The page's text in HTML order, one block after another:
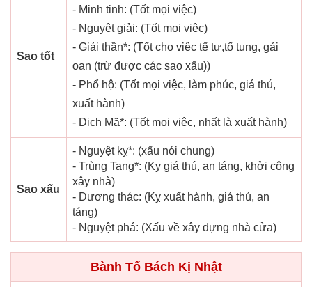
Sao tốt
- Minh tinh: (Tốt mọi việc)
- Nguyệt giải: (Tốt mọi việc)
- Giải thần*: (Tốt cho việc tế tự,tố tụng, gải
oan (trừ được các sao xấu))
- Phổ hộ: (Tốt mọi việc, làm phúc, giá thú,
xuất hành)
- Dịch Mã*: (Tốt mọi việc, nhất là xuất hành)
Sao xấu
- Nguyệt kỵ*: (xấu nói chung)
- Trùng Tang*: (Kỵ giá thú, an táng, khởi công
xây nhà)
- Dương thác: (Kỵ xuất hành, giá thú, an
táng)
- Nguyệt phá: (Xấu về xây dựng nhà cửa)
Bành Tổ Bách Kị Nhật